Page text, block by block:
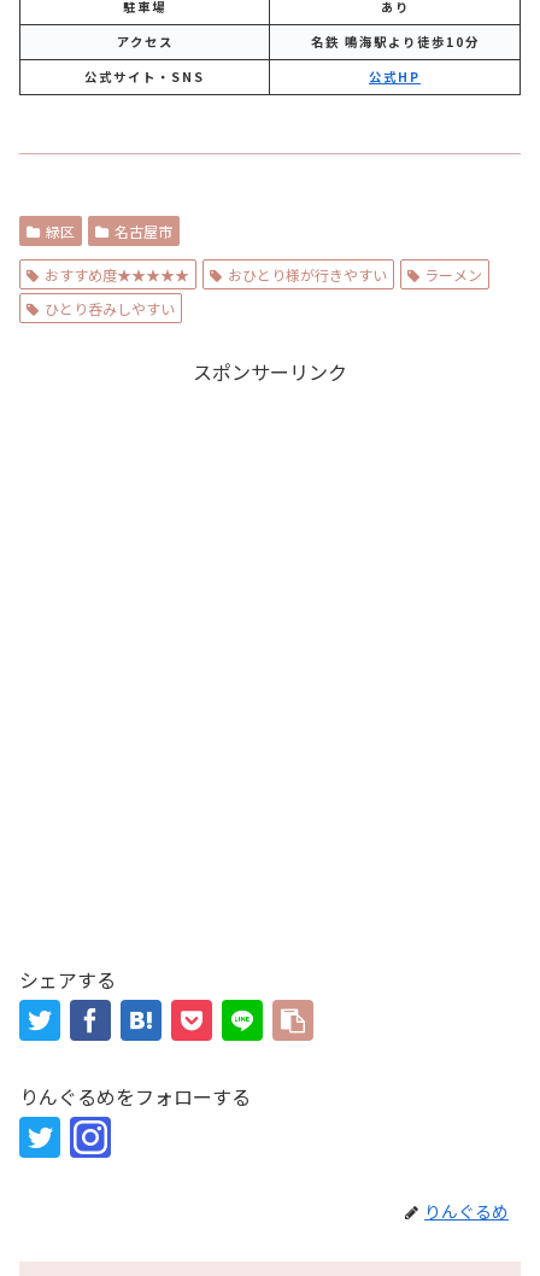
駐車場
あり
アクセス
名鉄 鳴海駅より徒歩10分
公式サイト・SNS
公式HP
緑区 名古屋市
おすすめ度★★★★★ おひとり様が行きやすい
ラーメン
ひとり呑みしやすい
スポンサーリンク
シェアする
りんぐるめをフォローする
りんぐるめ